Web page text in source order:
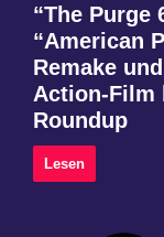
“The Purge
“American
Remake
Action-Film
Roundup
Lesen